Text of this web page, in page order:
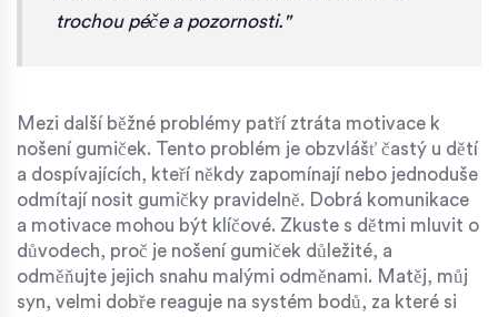
trochou péče a pozornosti."
Mezi další běžné problémy patří ztráta motivace k
nošení gumiček. Tento problém je obzvlášť častý u dětí
a dospívajících, kteří někdy zapomínají nebo jednoduše
odmítají nosit gumičky pravidelně. Dobrá komunikace
a motivace mohou být klíčové. Zkuste s dětmi mluvit o
důvodech, proč je nošení gumiček důležité, a
odměňujte jejich snahu malými odměnami. Matěj, můj
syn, velmi dobře reaguje na systém bodů, za které si